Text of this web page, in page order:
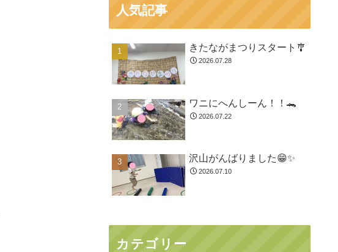
人気記事
きたながまつりスタート🎐
2026.07.28
ワニにへんしーん！！🐊
2026.07.22
沢山がんばりました😁✨
2026.07.10
カテゴリー